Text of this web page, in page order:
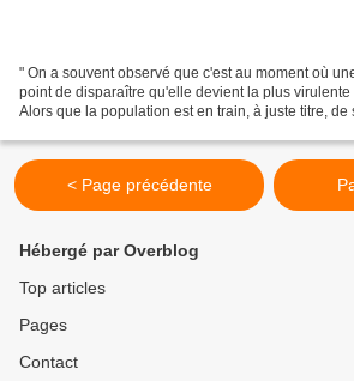
" On a souvent observé que c'est au moment où
point de disparaître qu'elle devient la plus
Alors que la population est en train, à juste titre, de
< Page précédente
Hébergé par Overblog
Top articles
Pages
Contact